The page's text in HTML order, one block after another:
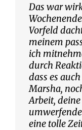
Das war
Vorfeld
meinem
ich
durch
dass es
Marsha,
Arbeit,
eine tolle